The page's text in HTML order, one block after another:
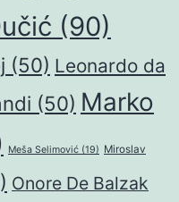
(90)
(50) Leonardo da
(50) Marko
Meša Selimović (19) Miroslav
Onore De Balzak